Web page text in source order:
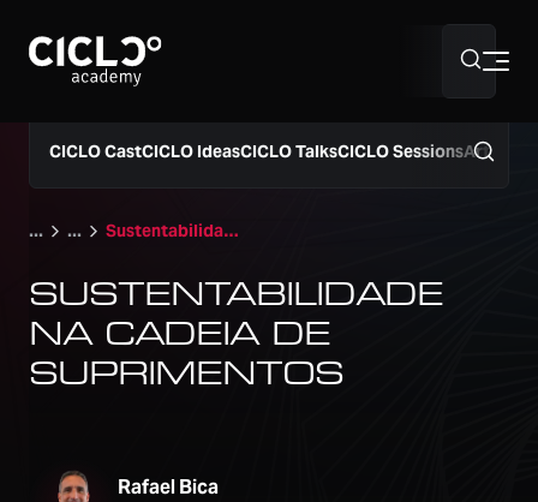
Sobre nós
Hub Supply Chain
Programação 2026
CICLO CastCICLO IdeasCICLO TalksCICLO SessionsArtigos
Sustentabilidade na Cadeia de Suprimentos
SUSTENTABILIDADE
NA CADEIA DE
SUPRIMENTOS
Rafael Bica